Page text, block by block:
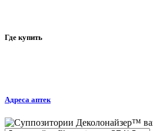
Где купить
Адреса аптек